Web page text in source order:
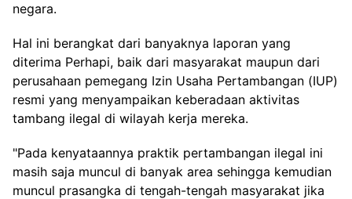
negara.
Hal ini berangkat dari banyaknya laporan yang
diterima Perhapi, baik dari masyarakat maupun dari
perusahaan pemegang Izin Usaha Pertambangan (IUP)
resmi yang menyampaikan keberadaan aktivitas
tambang ilegal di wilayah kerja mereka.
"Pada kenyataannya praktik pertambangan ilegal ini
masih saja muncul di banyak area sehingga kemudian
muncul prasangka di tengah-tengah masyarakat jika